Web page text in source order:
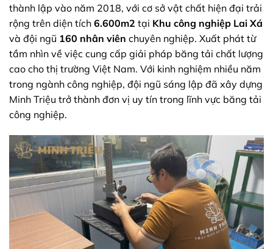
thành lập vào năm 2018, với cơ sở vật chất hiện đại trải
rộng trên diện tích 6.600m2 tại Khu công nghiệp Lai Xá
và đội ngũ 160 nhân viên chuyên nghiệp. Xuất phát từ
tầm nhìn về việc cung cấp giải pháp băng tải chất lượng
cao cho thị trường Việt Nam. Với kinh nghiệm nhiều năm
trong ngành công nghiệp, đội ngũ sáng lập đã xây dựng
Minh Triệu trở thành đơn vị uy tín trong lĩnh vực băng tải
công nghiệp.